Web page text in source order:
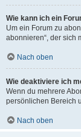
Wie kann ich ein
Um ein Forum zu
abonnieren“, der sich
Nach oben
Wie deaktiviere ich
Wenn du mehrere
persönlichen Bereich
Nach oben